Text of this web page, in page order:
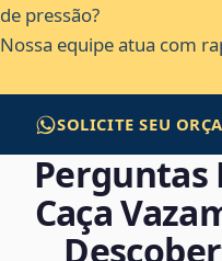
de pressão?
Nossa equipe atua com
SOLICITE SEU
Perguntas
Caça